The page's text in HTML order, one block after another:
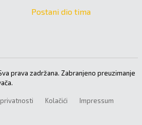
Postani dio tima
prava zadržana. Zabranjeno preuzimanje
Kolačići Impressum